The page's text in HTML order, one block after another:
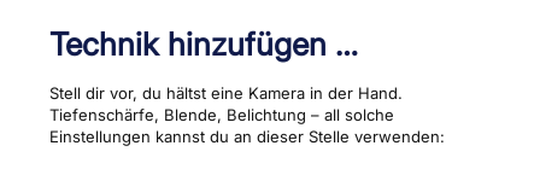
Technik hinzufügen …
Stell dir vor, du hältst eine Kamera in der Hand.
Tiefenschärfe, Blende, Belichtung – all solche
Einstellungen kannst du an dieser Stelle verwenden: